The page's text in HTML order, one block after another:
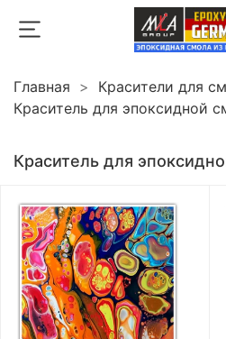
Главная
Красители для
Краситель для эпоксидной
Краситель для